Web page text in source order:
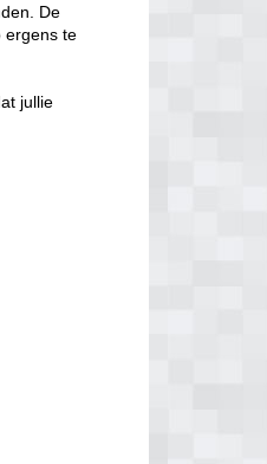
De
ergens te
jullie